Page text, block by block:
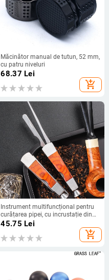
Măcinător manual de tutun, 52 mm,
cu patru niveluri
68.37 Lei
add_shopping_cart
Instrument multifuncțional pentru
curățarea pipei, cu incrustație din
mahon — 3 în 1 răzuitor, ace și tijă
45.75 Lei
add_shopping_cart